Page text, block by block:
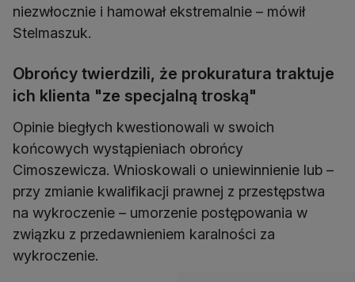
niezwłocznie i hamował ekstremalnie – mówił
Stelmaszuk.
Obrońcy twierdzili, że prokuratura traktuje
ich klienta "ze specjalną troską"
Opinie biegłych kwestionowali w swoich
końcowych wystąpieniach obrońcy
Cimoszewicza. Wnioskowali o uniewinnienie lub –
przy zmianie kwalifikacji prawnej z przestępstwa
na wykroczenie – umorzenie postępowania w
związku z przedawnieniem karalności za
wykroczenie.